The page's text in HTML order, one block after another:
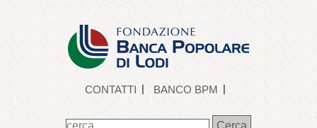
CONTATTI BANCO BPM